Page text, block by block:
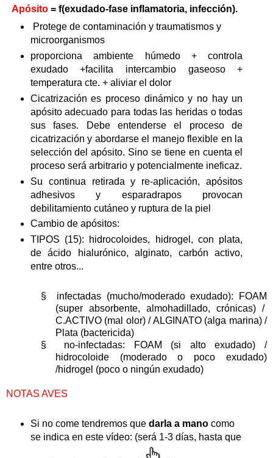
Apósito= f(exudado-fase inflamatoria, infección).
Protege de contaminación y traumatismos y
microorganismos
proporciona ambiente húmedo + controla
exudado +facilita intercambio gaseoso +
temperatura cte. + aliviar el dolor
Cicatrización es proceso dinámico y no hay un
apósito adecuado para todas las heridas o todas
sus fases. Debe entenderse el proceso de
cicatrización y abordarse el manejo flexible en la
selección del apósito. Sino se tiene en cuenta el
proceso será arbitrario y potencialmente ineficaz.
Su continua retirada y re-aplicación, apósitos
adhesivos y esparadrapos provocan
debilitamiento cutáneo y ruptura de la piel
Cambio de apósitos:
TIPOS (15): hidrocoloides, hidrogel, con plata,
de ácido hialurónico, alginato, carbón activo,
entre otros...
§ infectadas (mucho/moderado exudado): FOAM
(super absorbente, almohadillado, crónicas) /
C.ACTIVO (mal olor) / ALGINATO (alga marina) /
Plata (bactericida)
§ no-infectadas: FOAM (si alto exudado) /
hidrocoloide (moderado o poco exudado)
/hidrogel (poco o ningún exudado)
NOTAS AVES
Si no come tendremos que darla a manocomo
se indica en este vídeo: (será 1-3 días, hasta que